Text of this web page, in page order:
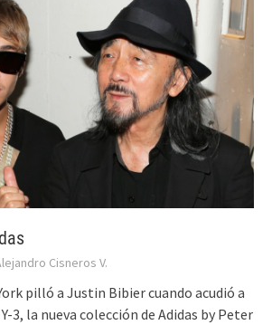
Cisneros V.
pilló a Justin Bibier cuando acudió a
3, la nueva colección de Adidas by Peter